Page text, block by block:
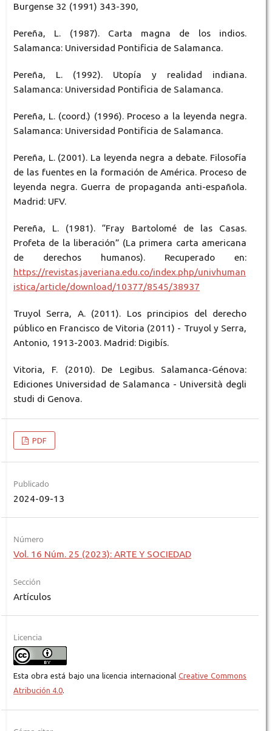
Burgense 32 (1991) 343-390,
Pereña, L. (1987). Carta magna de los indios.
Salamanca: Universidad Pontificia de Salamanca.
Pereña, L. (1992). Utopía y realidad indiana.
Salamanca: Universidad Pontificia de Salamanca.
Pereña, L. (coord.) (1996). Proceso a la leyenda negra.
Salamanca: Universidad Pontificia de Salamanca.
Pereña, L. (2001). La leyenda negra a debate. Filosofía
de las fuentes en la formación de América. Proceso de
leyenda negra. Guerra de propaganda anti-española.
Madrid: UFV.
Pereña, L. (1981). “Fray Bartolomé de las Casas.
Profeta de la liberación” (La primera carta americana
de derechos humanos). Recuperado en:
https://revistas.javeriana.edu.co/index.php/univhuman
istica/article/download/10377/8545/38937
Truyol Serra, A. (2011). Los principios del derecho
público en Francisco de Vitoria (2011) - Truyol y Serra,
Antonio, 1913-2003. Madrid: Digibís.
Vitoria, F. (2010). De Legibus. Salamanca-Génova:
Ediciones Universidad de Salamanca - Università degli
studi di Genova.
PDF
Publicado
2024-09-13
Número
Vol. 16 Núm. 25 (2023): ARTE Y SOCIEDAD
Sección
Artículos
Licencia
Esta obra está bajo una licencia internacional Creative Commons
Atribución 4.0.